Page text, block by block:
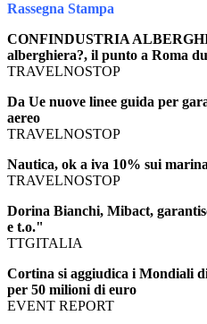
Rassegna Stampa
CONFINDUSTRIA
alberghiera?, il punto a Roma
TRAVELNOSTOP
Da Ue nuove linee guida per
aereo
TRAVELNOSTOP
Nautica, ok a iva 10% sui
TRAVELNOSTOP
Dorina Bianchi, Mibact,
e t.o."
TTGITALIA
Cortina si aggiudica i Mondiali
per 50 milioni di euro
EVENT REPORT